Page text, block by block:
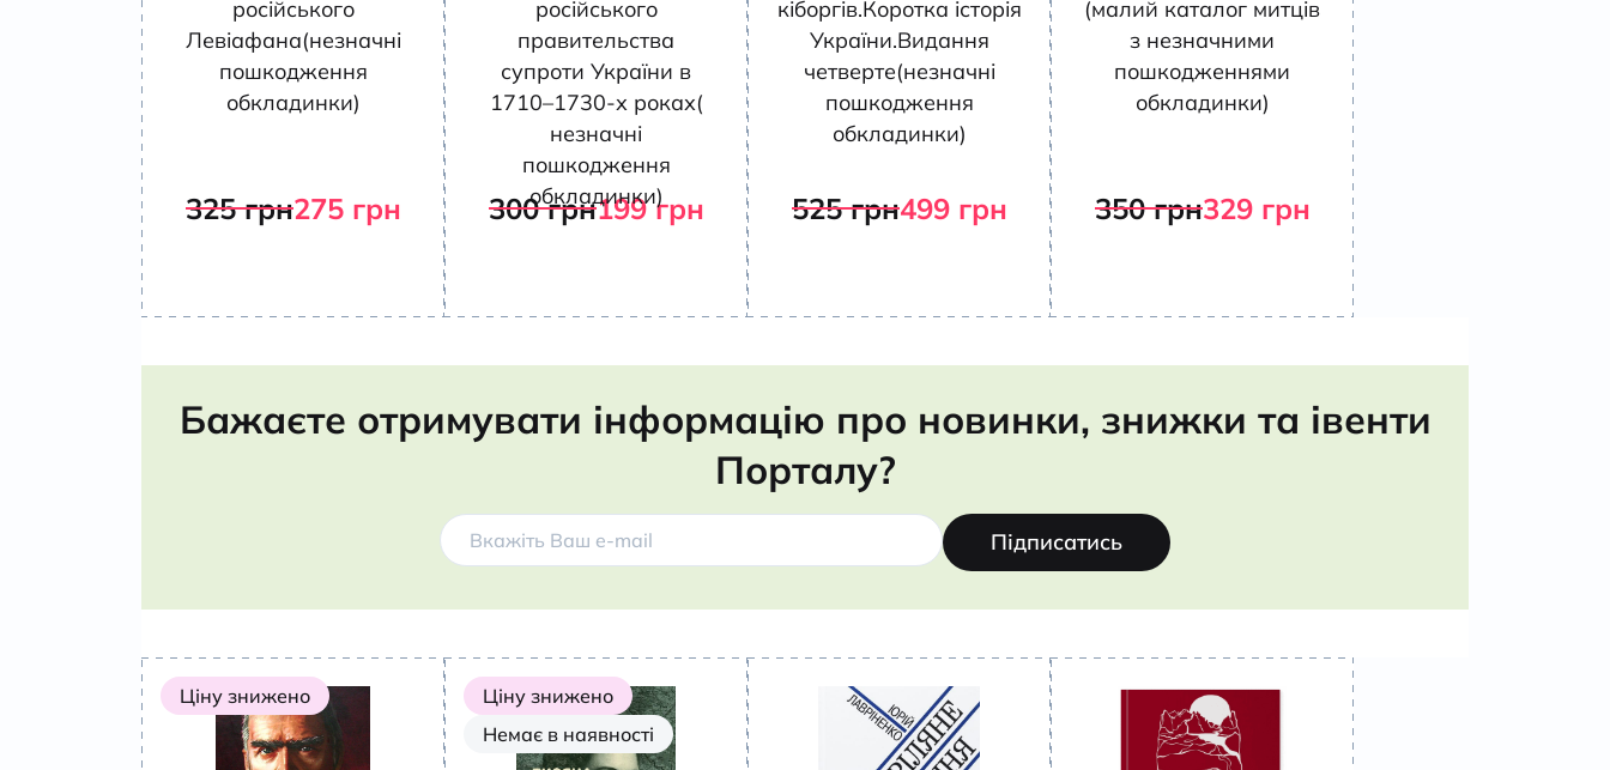
російського
Левіафана(незначні
пошкодження
обкладинки)
325грн275 грн
російського
правительства
супроти України в
1710–1730-х роках(
незначні
пошкодження
обкладинки)
300грн199грн
кіборгів.Коротка історія
України.Видання
четверте(незначні
пошкодження
обкладинки)
525грн499 грн
(малий каталог митців
з незначними
пошкодженнями
обкладинки)
350грн329 грн
Бажаєте отримувати інформацію про новинки, знижки та івенти
Порталу?
Підписатись
Ціну знижено
Ціну знижено
Немає в наявності